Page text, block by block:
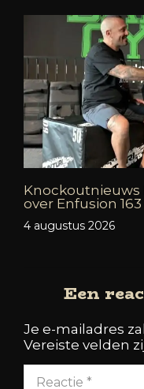
Knockoutnieuws
over Enfusion
4 augustus 2026
Een
Je e-mailadres
Vereiste velden